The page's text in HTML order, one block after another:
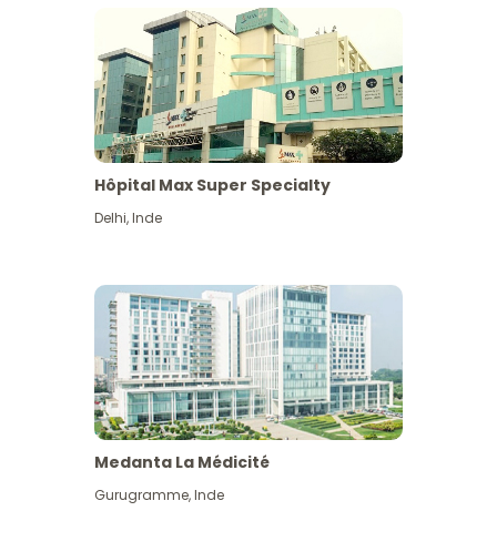
Hôpital Max Super Specialty
Delhi,Inde
Medanta La Médicité
Gurugramme,Inde